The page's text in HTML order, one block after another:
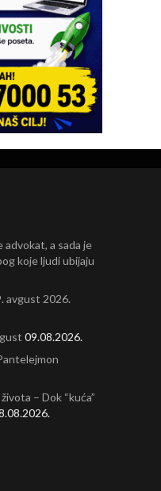
a sada je
koje ljudi ubijaju
avgust 2026.
09.08.2026.
– Dok “kuća”